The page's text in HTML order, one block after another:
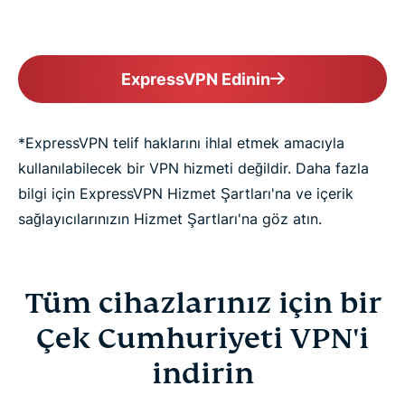
ExpressVPN Edinin
*ExpressVPN telif haklarını ihlal etmek amacıyla
kullanılabilecek bir VPN hizmeti değildir. Daha fazla
bilgi için ExpressVPN Hizmet Şartları'na ve içerik
sağlayıcılarınızın Hizmet Şartları'na göz atın.
Tüm cihazlarınız için bir
Çek Cumhuriyeti VPN'i
indirin